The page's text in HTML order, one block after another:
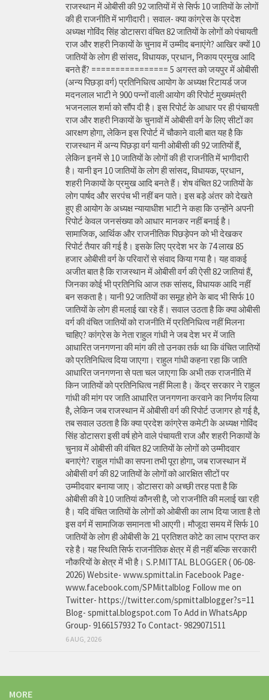
राजस्थान में ओबीसी की 92 जातियों में से सिर्फ 10 जातियों के लोगों
की ही राजनीति में भागीदारी। सवाल- क्या कांग्रेस के प्रदेश
अध्यक्ष गोविंद सिंह डोटासरा वंचित 82 जातियों के लोगों को पंचायती
राज और शहरी निकायों के चुनाव में उम्मीद बनाएंगे? आखिर क्यों 10
जातियों के लोग ही सांसद, विधायक, प्रधान, निकाय प्रमुख आदि
बनते हैं? ================ 5 अगस्त को जयपुर में ओबीसी
(अन्य पिछड़ा वर्ग) प्रतिनिधित्व आयोग के अध्यक्ष रिटायर्ड जज
मदनलाल भाटी ने 900 पन्नों वाली आयोग की रिपोर्ट मुख्यमंत्री
भजनलाल शर्मा को सौंप दी है। इस रिपोर्ट के आधार पर ही पंचायती
राज और शहरी निकायों के चुनावों में ओबीसी वर्ग के लिए सीटों का
आरक्षण होगा, लेकिन इस रिपोर्ट में चौकाने वाली बात यह है कि
राजस्थान में अन्य पिछड़ा वर्ग यानी ओबीसी की 92 जातियों हैं,
लेकिन इनमें से 10 जातियों के लोगों की ही राजनीति में भागीदारी
है। यानी इन 10 जातियों के लोग ही सांसद, विधायक, प्रधान,
शहरी निकायों के प्रमुख आदि बनते हैं। शेष वंचित 82 जातियों के
लोग पार्षद और सरपंच भी नहीं बन पाते। इस बड़े अंतर को देखते
हुए ही आयोग के अध्यक्ष न्यायाधीश भाटी ने कहा कि उन्होंने अपनी
रिपोर्ट केवल जनसंख्या को आधार मानकर नहीं बनाई है।
सामाजिक, आर्थिक और राजनीतिक पिछड़ेपन को भी देखकर
रिपोर्ट तैयार की गई है। इसके लिए प्रदेश भर के 74 लाख 85
हजार ओबीसी वर्ग के परिवारों से संवाद किया गया है। यह वाकई
अजीत बात है कि राजस्थान में ओबीसी वर्ग की ऐसी 82 जातियां हैं,
जिनका कोई भी प्रतिनिधि आज तक सांसद, विधायक आदि नहीं
बन सकता है। यानी 92 जातियों का समूह होने के बाद भी सिर्फ 10
जातियों के लोग ही मलाई खा रहे हैं। सवाल उठता है कि क्या ओबीसी
वर्ग की वंचित जातियों को राजनीति में प्रतिनिधित्व नहीं मिलना
चाहिए? कांग्रेस के नेता राहुल गांधी ने जब देश भर में जाति
आधारित जनगणना की मांग की तो उनका तर्क था कि वंचित जातियों
को प्रतिनिधित्व दिया जाएगा। राहुल गांधी कहना रहा कि जाति
आधारित जनगणना से पता चल जाएगा कि अभी तक राजनीति में
किन जातियों को प्रतिनिधित्व नहीं मिला है। केंद्र सरकार ने राहुल
गांधी की मांग पर जाति आधारित जनगणना करवाने का निर्णय लिया
है, लेकिन जब राजस्थान में ओबीसी वर्ग की रिपोर्ट उजागर हो गई है,
तब सवाल उठता है कि क्या प्रदेश कांग्रेस कमेटी के अध्यक्ष गोविंद
सिंह डोटासरा इसी वर्ष होने वाले पंचायती राज और शहरी निकायों के
चुनाव में ओबीसी की वंचित 82 जातियों के लोगों को उम्मीदवार
बनाएंगे? राहुल गांधी का सपना तभी पूरा होगा, जब राजस्थान में
ओबीसी वर्ग की 82 जातियों के लोगों को आरक्षित सीटों पर
उम्मीदवार बनाया जाए। डोटासरा को अच्छी तरह पता है कि
ओबीसी की वे 10 जातियां कौनसी है, जो राजनीति की मलाई खा रही
है। यदि वंचित जातियों के लोगों को ओबीसी का लाभ दिया जाता है तो
इस वर्ग में सामाजिक समानता भी आएगी। मौजूदा समय में सिर्फ 10
जातियों के लोग ही ओबीसी के 21 प्रतिशत कोटे का लाभ प्राप्त कर
रहे है। यह स्थिति सिर्फ राजनीतिक क्षेत्र में ही नहीं बल्कि सरकारी
नौकरियों के क्षेत्र में भी है। S.P.MITTAL BLOGGER ( 06-08-
2026) Website- www.spmittal.in Facebook Page-
www.facebook.com/SPMittalblog Follow me on
Twitter- https://twitter.com/spmittalblogger?s=11
Blog- spmittal.blogspot.com To Add in WhatsApp
Group- 9166157932 To Contact- 9829071511
6 AUG, 2026
MORE